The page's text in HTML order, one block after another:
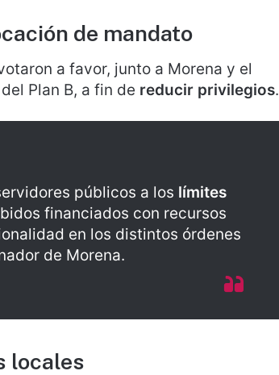
de mandato
a favor, junto a Morena y el
Plan B, a fin de reducir privilegios.
públicos a los límites
financiados con recursos
en los distintos órdenes
de Morena.
locales